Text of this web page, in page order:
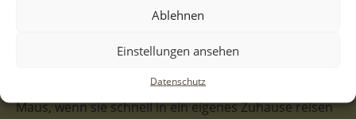
Ablehnen
Einstellungen ansehen
Datenschutz
diesem hat Foxy eine ganze Menge. Sie wird als
und versteht sich derzeit auch gut mit ihren
Artgenossen. Es wäre daher zu schön für die kleine
Maus, wenn sie schnell in ein eigenes Zuhause reisen